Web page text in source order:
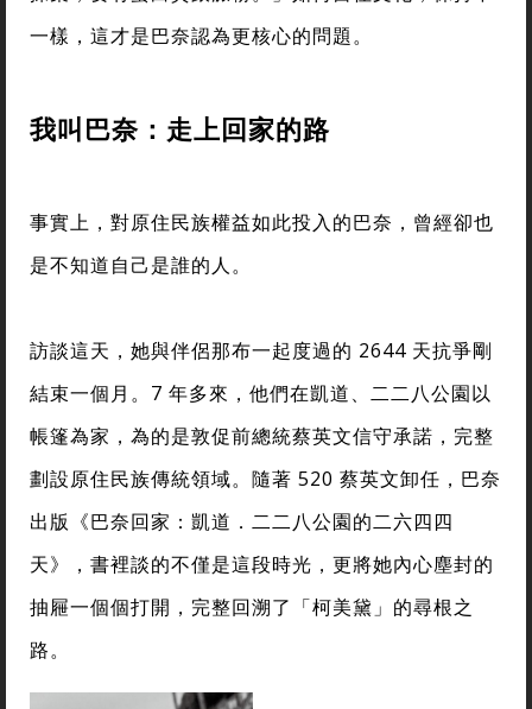
一樣，這才是巴奈認為更核心的問題。
我叫巴奈：走上回家的路
事實上，對原住民族權益如此投入的巴奈，曾經卻也
是不知道自己是誰的人。
訪談這天，她與伴侶那布一起度過的 2644 天抗爭剛
結束一個月。7 年多來，他們在凱道、二二八公園以
帳篷為家，為的是敦促前總統蔡英文信守承諾，完整
劃設原住民族傳統領域。隨著 520 蔡英文卸任，巴奈
出版《巴奈回家：凱道．二二八公園的二六四四
天》，書裡談的不僅是這段時光，更將她內心塵封的
抽屜一個個打開，完整回溯了「柯美黛」的尋根之
路。